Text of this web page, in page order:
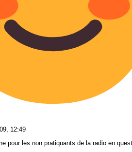
12:49
pour les non pratiquants de la radio en